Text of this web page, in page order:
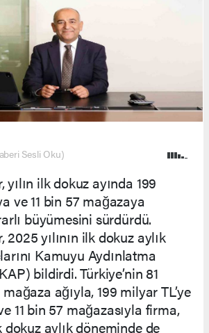
Sesli Oku)
ilk dokuz ayında 199
ve 11 bin 57 mağazaya
büyümesini sürdürdü.
yılının ilk dokuz aylık
Kamuyu Aydınlatma
bildirdi. Türkiye’nin 81
ağıyla, 199 milyar TL’ye
11 bin 57 mağazasıyla firma,
dokuz aylık döneminde de